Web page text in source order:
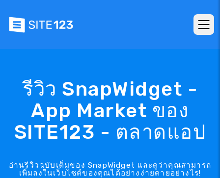
รีวิว SnapWidget -
App Market ของ
SITE123 - ตลาดแอป
อ่านรีวิวฉบับเต็มของ SnapWidget และดูว่าคุณสามารถ
เพิ่มลงในเว็บไซต์ของคุณได้อย่างง่ายดายอย่างไร!